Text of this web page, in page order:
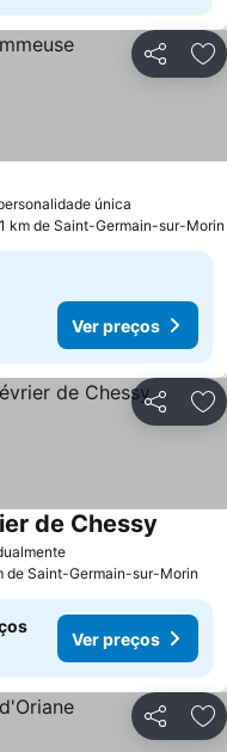
Partilhar
única
km de Saint-Germain-sur-Morin
Ver preços
Partilhar
de Chessy
de Saint-Germain-sur-Morin
Ver preços
Partilhar